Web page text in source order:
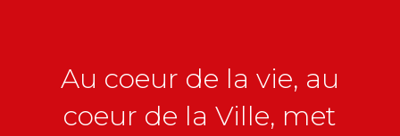
Au coeur de la vie, au
coeur de la Ville, met